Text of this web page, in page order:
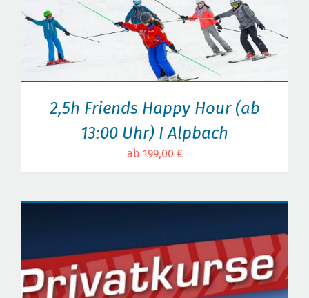
2,5h Friends Happy Hour (ab
13:00 Uhr) I Alpbach
ab 199,00 €